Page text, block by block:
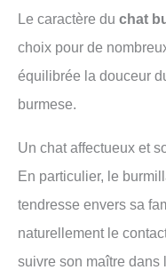
Le caractère du chat
choix pour de
équilibrée la douceur
burmese.
Un chat affectueux et
En particulier, le
tendresse envers sa
naturellement le
suivre son maître